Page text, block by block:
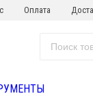
Оплата